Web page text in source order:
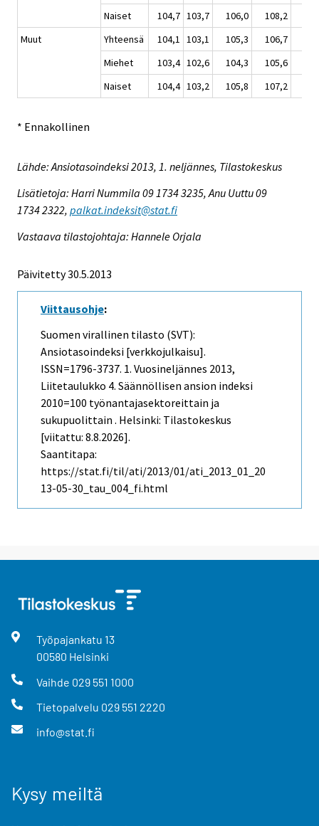
Naiset
104,7 103,7 106,0 108,2
Muut
Yhteensä 104,1 103,1 105,3 106,7
Miehet
103,4 102,6 104,3 105,6
Naiset
104,4 103,2 105,8 107,2
* Ennakollinen
Lähde: Ansiotasoindeksi 2013, 1. neljännes, Tilastokeskus
Lisätietoja: Harri Nummila 09 1734 3235, Anu Uuttu 09
1734 2322, palkat.indeksit@stat.fi
Vastaava tilastojohtaja: Hannele Orjala
Päivitetty 30.5.2013
Viittausohje:
Suomen virallinen tilasto (SVT):
Ansiotasoindeksi [verkkojulkaisu].
ISSN=1796-3737. 1. Vuosineljännes 2013,
Liitetaulukko 4. Säännöllisen ansion indeksi
2010=100 työnantajasektoreittain ja
sukupuolittain . Helsinki: Tilastokeskus
[viitattu: 8.8.2026].
Saantitapa:
https://stat.fi/til/ati/2013/01/ati_2013_01_20
13-05-30_tau_004_fi.html
Työpajankatu 13
00580 Helsinki
Vaihde 029 551 1000
Tietopalvelu 029 551 2220
info@stat.fi
Kysy meiltä